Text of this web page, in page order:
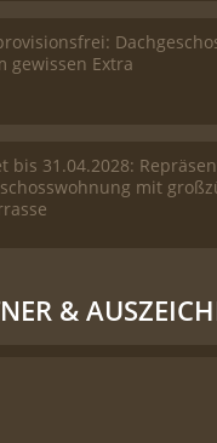
gewissen Extra
bis 31.04.2028:
mit
&